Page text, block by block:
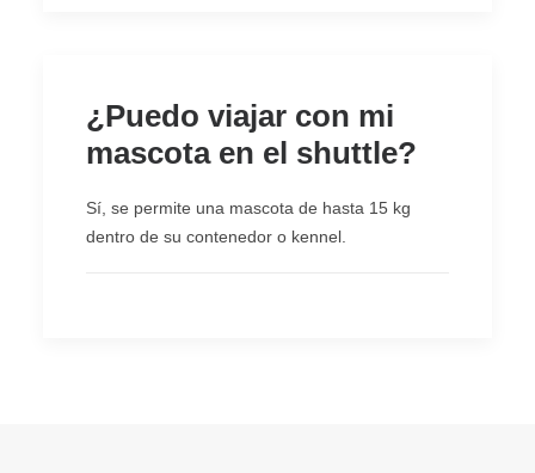
¿Puedo viajar con mi
mascota en el shuttle?
Sí, se permite una mascota de hasta 15 kg
dentro de su contenedor o kennel.